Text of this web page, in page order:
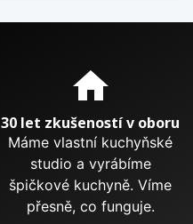
home
30 let zkušeností v oboru
Máme vlastní kuchyňské
studio a vyrábíme
špičkové kuchyně. Víme
přesně, co funguje.